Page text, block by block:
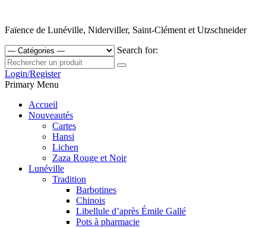
Faïence de Lunéville, Niderviller, Saint-Clément et Utzschneider
Search for:
Login/Register
Primary Menu
Accueil
Nouveautés
Cartes
Hansi
Lichen
Zaza Rouge et Noir
Lunéville
Tradition
Barbotines
Chinois
Libellule d’après Émile Gallé
Pots à pharmacie